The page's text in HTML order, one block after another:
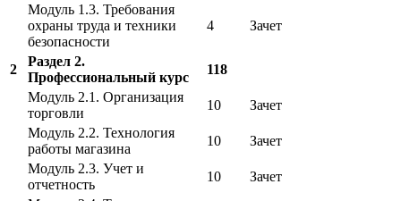
Модуль 1.3. Требования
охраны труда и техники
безопасности
4 Зачет
2
Раздел 2.
Профессиональный курс
118
Модуль 2.1. Организация
торговли
10
Зачет
Модуль 2.2. Технология
работы магазина
10
Зачет
Модуль 2.3. Учет и
отчетность
10
Зачет